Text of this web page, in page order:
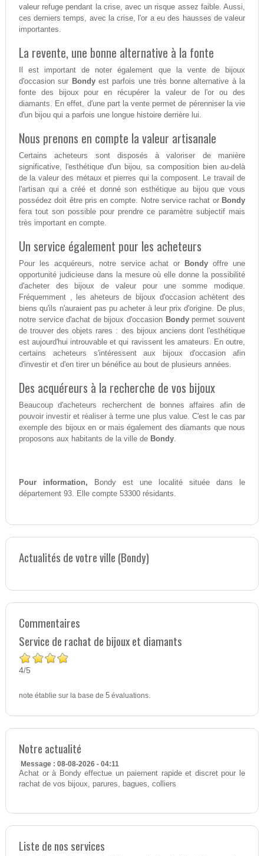
valeur refuge pendant la crise, avec un risque assez faible. Aussi,
ces derniers temps, avec la crise, l'or a eu des hausses de valeur
importantes.
La revente, une bonne alternative à la fonte
Il est important de noter également que la vente de bijoux
d'occasion sur Bondyest parfois une très bonne alternative à la
fonte des bijoux pour en récupérer la valeur de l'or ou des
diamants. En effet, d'une part la vente permet de pérenniser la vie
d'un bijou qui a parfois une longue histoire derrière lui.
Nous prenons en compte la valeur artisanale
Certains acheteurs sont disposés à valoriser de manière
significative, l'esthétique d'un bijou, sa composition bien au-delà
de la valeur des métaux et pierres qui la composent. Le travail de
l'artisan qui a créé et donné son esthétique au bijou que vous
possédez doit être pris en compte. Notre service rachat or Bondy
fera tout son possible pour prendre ce paramètre subjectif mais
très important en compte.
Un service également pour les acheteurs
Pour les acquéreurs, notre service achat or Bondy offre une
opportunité judicieuse dans la mesure où elle donne la possibilité
d'acheter des bijoux de valeur pour une somme modique.
Fréquemment , les aheteurs de bijoux d'occasion achètent des
biens qu'ils n'auraient pas pu acheter à leur prix d'origine. De plus,
notre service d'achat de bijoux d'occasion Bondypermet souvent
de trouver des objets rares : des bijoux anciens dont l'esthétique
est aujourd'hui introuvable et qui ravissent les amateurs. En outre,
certains acheteurs s'intéressent aux bijoux d'occasion afin
d'investir et d'en tirer un bénéfice au bout de plusieurs années.
Des acquéreurs à la recherche de vos bijoux
Beaucoup d'acheteurs recherchent de bonnes affaires afin de
pouvoir investir et réaliser à terme une plus value. C'est le cas par
exemple des bijoux en or mais également des diamants que nous
proposons aux habitants de la ville de Bondy.
Pour information, Bondy est une localité située dans le
département 93. Elle compte 53300 résidants.
Actualités de votre ville (Bondy)
Commentaires
Service de rachat de bijoux et diamants
4/5
note établie sur la base de 5évaluations.
Notre actualité
Message : 08-08-2026 - 04:11
Achat or à Bondy effectue un paiement rapide et discret pour le
rachat de vos bijoux, parures, bagues, colliers
Liste de nos services